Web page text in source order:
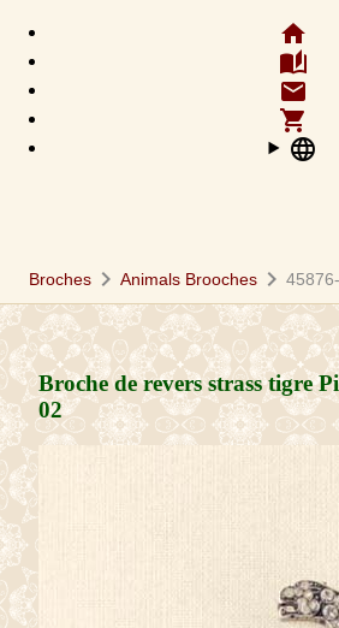
home
auto_stories
email
shopping_cart
language
Broches chevron_right Animals Brooches chevron_right
Broche de revers strass tigre
02